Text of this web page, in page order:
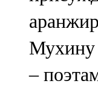
Мухину
–